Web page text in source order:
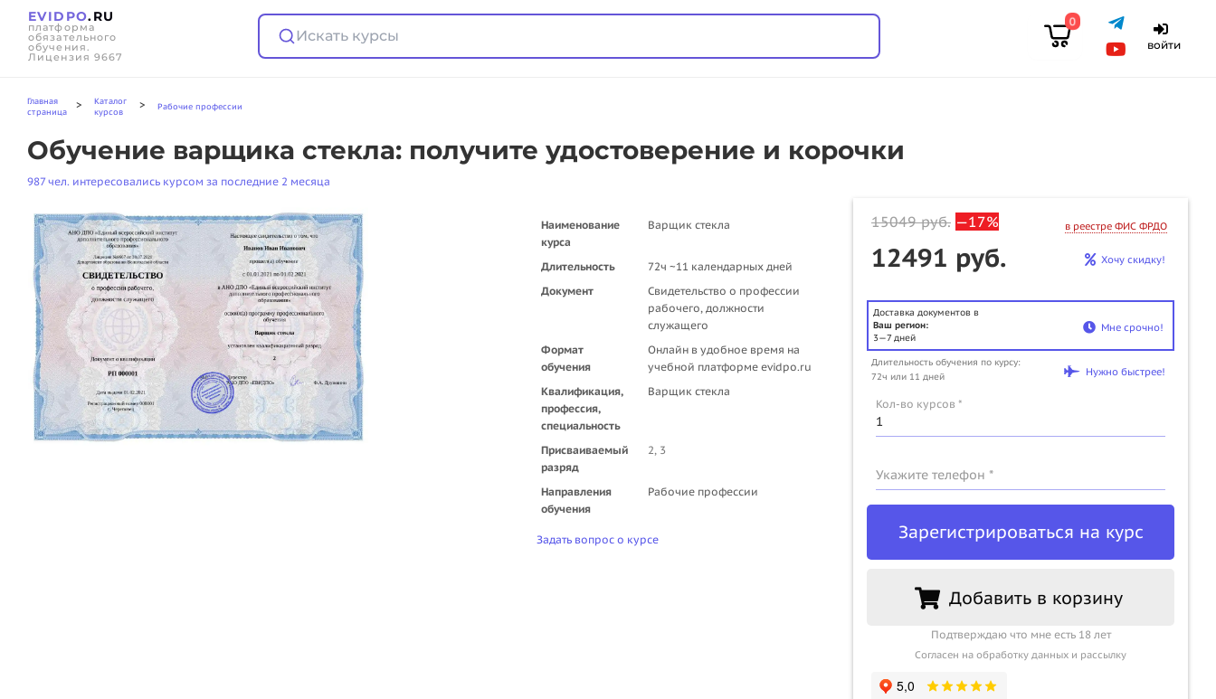
EVIDPO.RU
платформа
обязательного
обучения.
Лицензия 9667
Искать курсы
0
войти
Главная
страница
>
Каталог
курсов
> Рабочие профессии
Обучение варщика стекла: получите удостоверение и корочки
987 чел. интересовались курсом за последние 2 месяца
Наименование
курса
Варщик стекла
Длительность
72ч ~11 календарных дней
Документ
Свидетельство о профессии
рабочего, должности
служащего
Формат
обучения
Онлайн в удобное время на
учебной платформе evidpo.ru
Квалификация,
профессия,
специальность
Варщик стекла
Присваиваемый
разряд
2, 3
Направления
обучения
Рабочие профессии
Задать вопрос о курсе
15049руб. —17% в реестре ФИС ФРДО
12491 руб. Хочу скидку!
Доставка документов в
Ваш регион:
3—7 дней
Мне срочно!
Длительность обучения по курсу:
72ч или 11 дней
Нужно быстрее!
Кол-во курсов *
Укажите телефон *
Зарегистрироваться на курс
Добавить в корзину
Подтверждаю что мне есть 18 лет
Согласен на обработку данных и рассылку